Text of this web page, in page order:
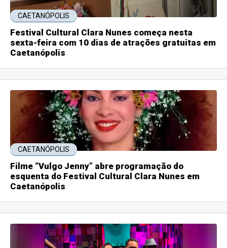
CAETANÓPOLIS
Festival Cultural Clara Nunes começa nesta
sexta-feira com 10 dias de atrações gratuitas em
Caetanópolis
CAETANÓPOLIS
Filme “Vulgo Jenny” abre programação do
esquenta do Festival Cultural Clara Nunes em
Caetanópolis